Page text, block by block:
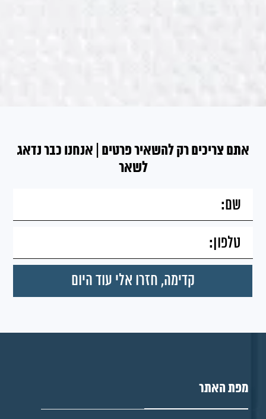
אתם צריכים רק להשאיר פרטים | אנחנו כבר נדאג
לשאר
מפת האתר